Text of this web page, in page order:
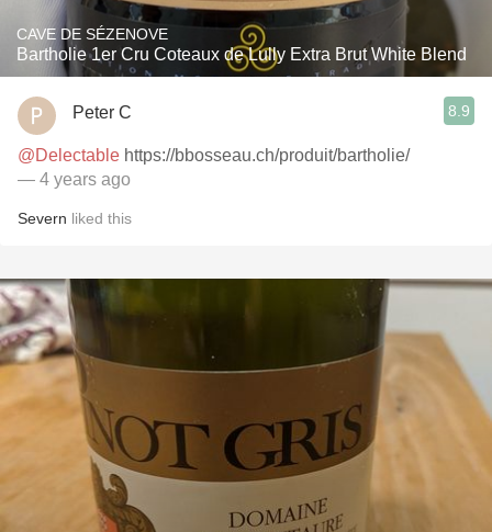
CAVE DE SÉZENOVE
Bartholie 1er Cru Coteaux de Lully Extra Brut White Blend
Peter C 8.9
@Delectable https://bbosseau.ch/produit/bartholie/
— 4 years ago
Severn liked this